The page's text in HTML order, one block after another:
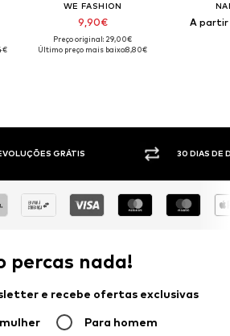
WE FASHION
9,90€
Preço original: 29,00€
Último preço mais baixo:8,80€
A partir
30 DIAS DE DIREITO DE DEVOLUÇÃO
percas nada!
e recebe ofertas exclusivas
Para homem